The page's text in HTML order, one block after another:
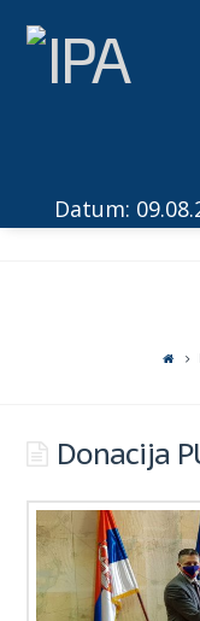
Datum:
Donacija